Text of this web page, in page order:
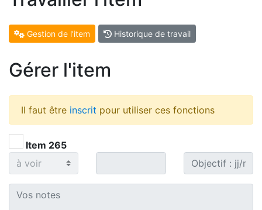
Gestion de l'item Historique de travail
Gérer l'item
Il faut être inscrit pour utiliser ces fonctions
Item 265